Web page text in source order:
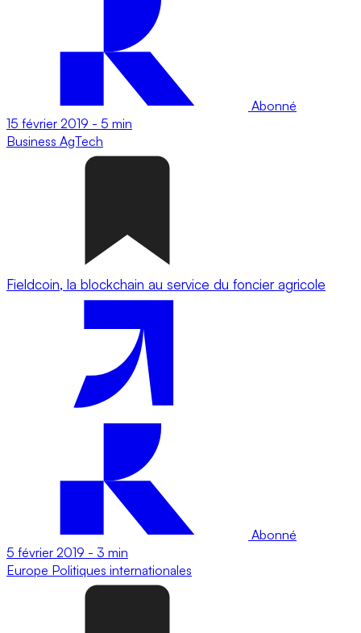
Abonné
15 février 2019 - 5 min
Business AgTech
Fieldcoin, la blockchain au service du foncier agricole
Abonné
5 février 2019 - 3 min
Europe Politiques internationales